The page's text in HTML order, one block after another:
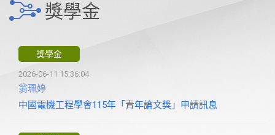
獎學金
獎學金
2026-06-11 15:36:04
翁珮婷
中國電機工程學會115年「青年論文獎」申請訊息